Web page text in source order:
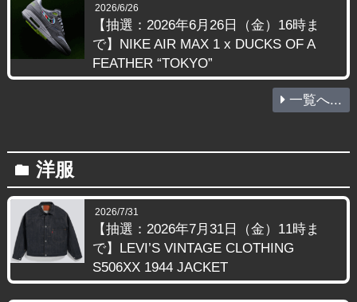
2026/6/26
【抽選：2026年6月26日（金）16時ま
で】NIKE AIR MAX 1 x DUCKS OF A
FEATHER “TOKYO”
一覧へ...
folder 洋服
2026/7/31
【抽選：2026年7月31日（金）11時ま
で】LEVI’S VINTAGE CLOTHING
S506XX 1944 JACKET